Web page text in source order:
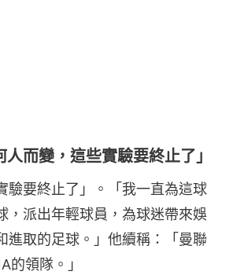
而變，這些實驗要終止了」
驗要終止了」。「我一直為這球
派出年輕球員，為球迷帶來娛
進取的足球。」他續稱：「曼聯
的領隊。」